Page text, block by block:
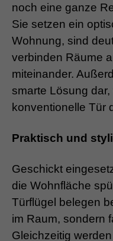
noch eine ganze
Sie setzen ein
Wohnung, sind
verbinden Räume
miteinander.
smarte Lösung
konventionelle Tür
Praktisch und
Geschickt
die Wohnfläche
Türflügel belegen
im Raum, sondern
Gleichzeitig